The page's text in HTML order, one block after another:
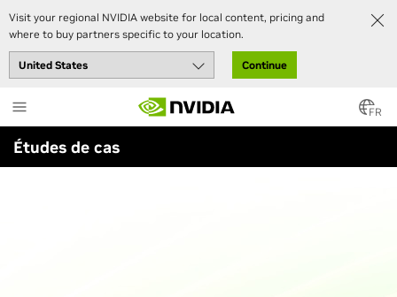
Visit your regional NVIDIA website for local content, pricing and
where to buy partners specific to your location.
Continue
to
main
content
FR
Études de cas